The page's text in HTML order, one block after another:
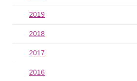
2019
2018
2017
2016